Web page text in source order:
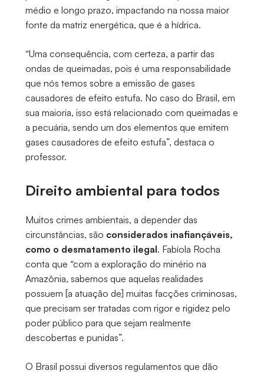
médio e longo prazo, impactando na nossa maior
fonte da matriz energética, que é a hídrica.
“Uma consequência, com certeza, a partir das
ondas de queimadas, pois é uma responsabilidade
que nós temos sobre a emissão de gases
causadores de efeito estufa. No caso do Brasil, em
sua maioria, isso está relacionado com queimadas e
a pecuária, sendo um dos elementos que emitem
gases causadores de efeito estufa”, destaca o
professor.
Direito ambiental para todos
Muitos crimes ambientais, a depender das
circunstâncias, são considerados inafiançáveis,
como o desmatamento ilegal. Fabíola Rocha
conta que “com a exploração do minério na
Amazônia, sabemos que aquelas realidades
possuem [a atuação de] muitas facções criminosas,
que precisam ser tratadas com rigor e rigidez pelo
poder público para que sejam realmente
descobertas e punidas”.
O Brasil possui diversos regulamentos que dão